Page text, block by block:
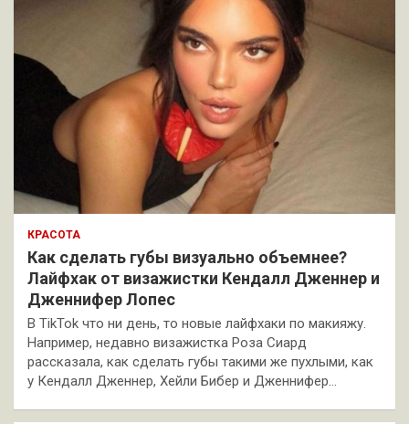
КРАСОТА
Как сделать губы визуально объемнее?
Лайфхак от визажистки Кендалл Дженнер и
Дженнифер Лопес
В TikTok что ни день, то новые лайфхаки по макияжу.
Например, недавно визажистка Роза Сиард
рассказала, как сделать губы такими же пухлыми, как
у Кендалл Дженнер, Хейли Бибер и Дженнифер…